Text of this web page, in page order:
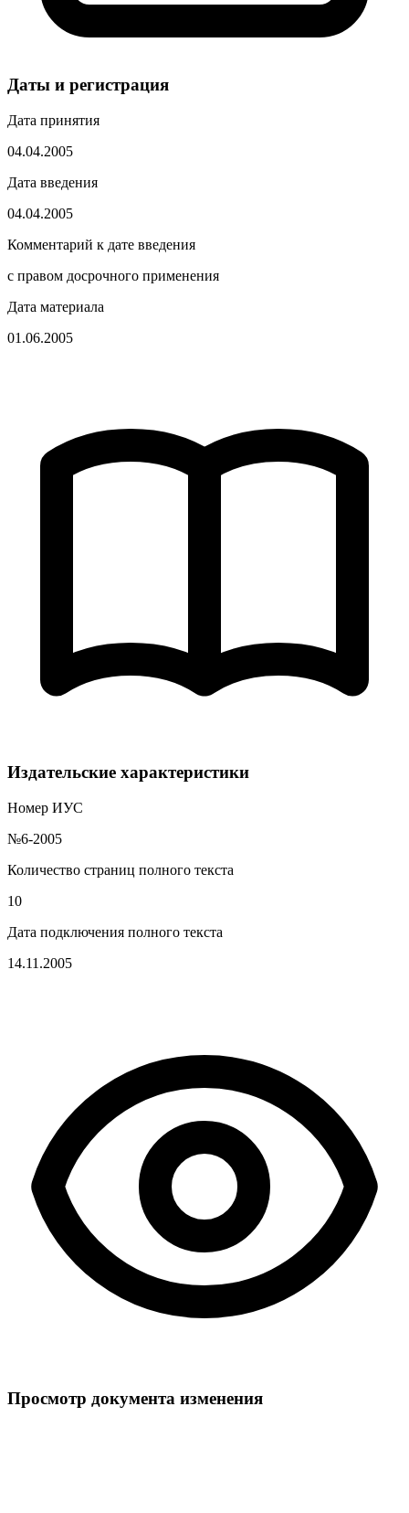
Даты и регистрация
Дата принятия
04.04.2005
Дата введения
04.04.2005
Комментарий к дате введения
с правом досрочного применения
Дата материала
01.06.2005
Издательские характеристики
Номер ИУС
№6-2005
Количество страниц полного текста
10
Дата подключения полного текста
14.11.2005
Просмотр документа изменения